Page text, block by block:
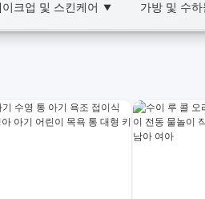
이크업 및 스킨케어 ▼ 가방 및 수하
Marketplace
타월, 욕실정리 아이템을 합리적 가